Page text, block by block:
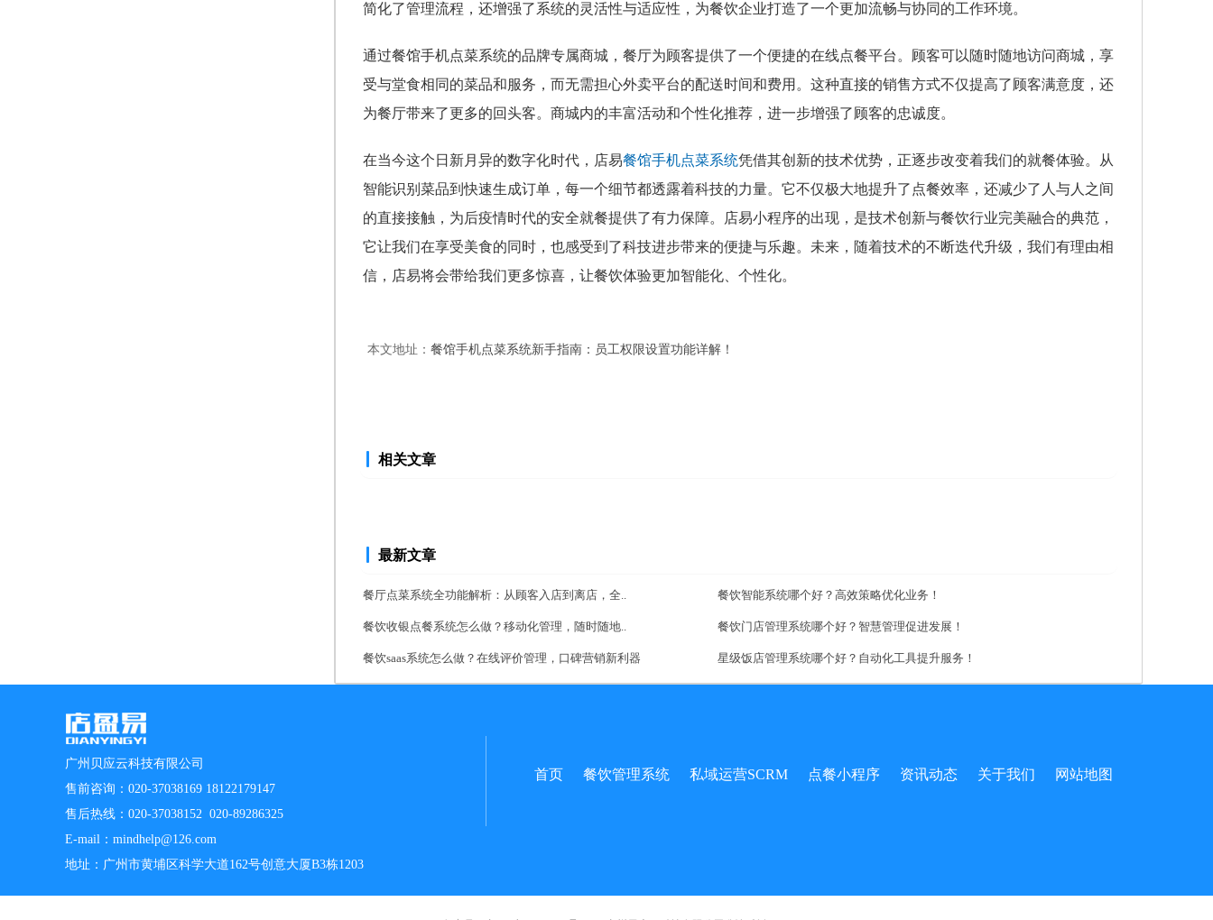
简化了管理流程，还增强了系统的灵活性与适应性，为餐饮企业打造了一个更加流畅与协同的工作环境。
通过餐馆手机点菜系统的品牌专属商城，餐厅为顾客提供了一个便捷的在线点餐平台。顾客可以随时随地访问商城，享
受与堂食相同的菜品和服务，而无需担心外卖平台的配送时间和费用。这种直接的销售方式不仅提高了顾客满意度，还
为餐厅带来了更多的回头客。商城内的丰富活动和个性化推荐，进一步增强了顾客的忠诚度。
在当今这个日新月异的数字化时代，店易餐馆手机点菜系统凭借其创新的技术优势，正逐步改变着我们的就餐体验。从
智能识别菜品到快速生成订单，每一个细节都透露着科技的力量。它不仅极大地提升了点餐效率，还减少了人与人之间
的直接接触，为后疫情时代的安全就餐提供了有力保障。店易小程序的出现，是技术创新与餐饮行业完美融合的典范，
它让我们在享受美食的同时，也感受到了科技进步带来的便捷与乐趣。未来，随着技术的不断迭代升级，我们有理由相
信，店易将会带给我们更多惊喜，让餐饮体验更加智能化、个性化。
本文地址： 餐馆手机点菜系统新手指南：员工权限设置功能详解！
相关文章
最新文章
餐厅点菜系统全功能解析：从顾客入店到离店，全.. 餐饮智能系统哪个好？高效策略优化业务！
餐饮收银点餐系统怎么做？移动化管理，随时随地.. 餐饮门店管理系统哪个好？智慧管理促进发展！
餐饮saas系统怎么做？在线评价管理，口碑营销新利器 星级饭店管理系统哪个好？自动化工具提升服务！
广州贝应云科技有限公司
售前咨询：020-37038169 18122179147
售后热线：020-37038152 020-89286325
E-mail：mindhelp@126.com
地址：广州市黄埔区科学大道162号创意大厦B3栋1203
首页 餐饮管理系统 私域运营SCRM 点餐小程序 资讯动态 关于我们 网站地图